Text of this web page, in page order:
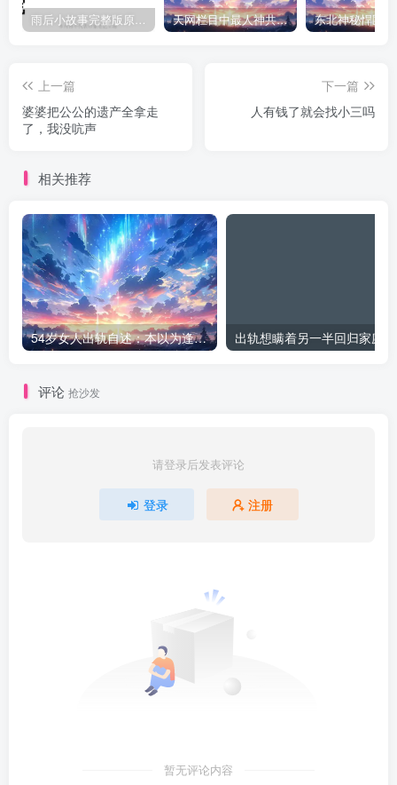
雨后小故事完整版原片动态图（图+文字解说版） 天网栏目中最人神共愤的一期《消失的夫妻》
上一篇
婆婆把公公的遗产全拿走
了，我没吭声
下一篇
人有钱了就会找小三吗
相关推荐
54岁女人出轨自述：本以为逢场作戏
评论 抢沙发
请登录后发表评论
登录 注册
暂无评论内容